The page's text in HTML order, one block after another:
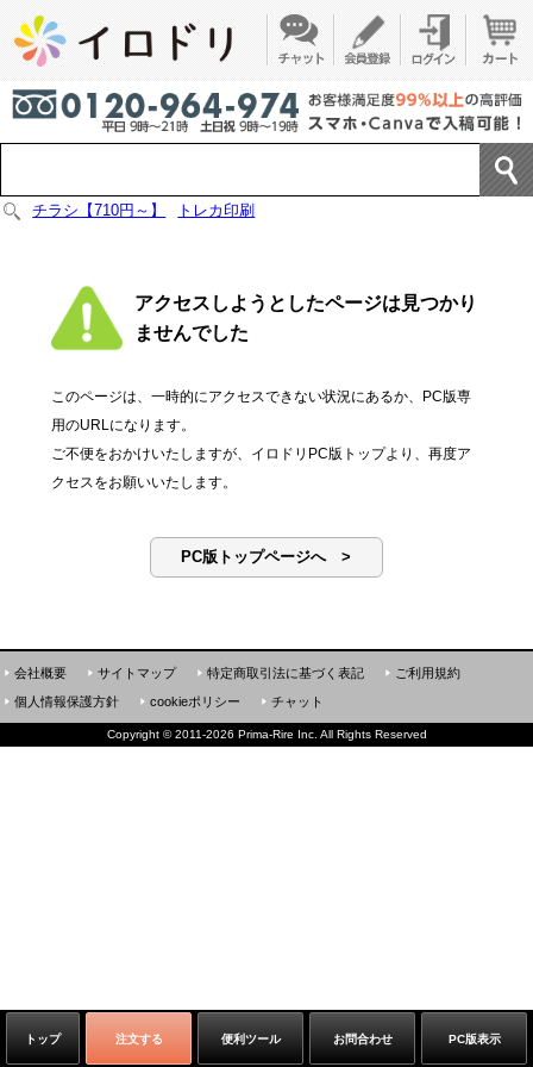
チラシ【710円～】 トレカ印刷
アクセスしようとしたページは見つかり
ませんでした
このページは、一時的にアクセスできない状況にあるか、PC版専
用のURLになります。
ご不便をおかけいたしますが、イロドリPC版トップより、再度ア
クセスをお願いいたします。
PC版トップページへ >
トップ 注文する 便利ツール お問合わせ PC版表示
会社概要 サイトマップ 特定商取引法に基づく表記
ご利用規約
個人情報保護方針
cookieポリシー チャット
Copyright ©2011-2026 Prima-Rire Inc. All Rights Reserved